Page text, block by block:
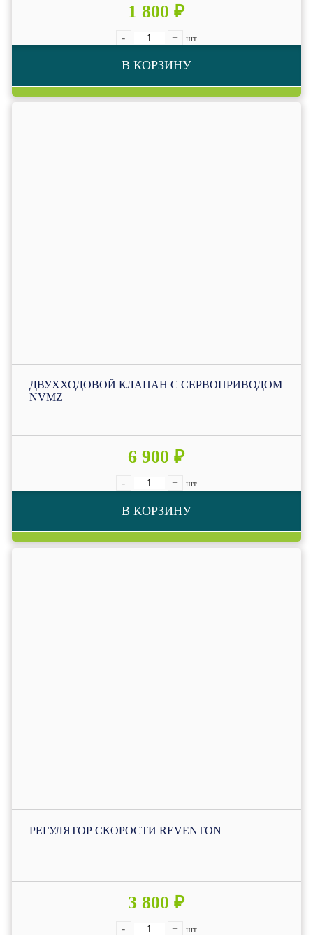
1 800 ₽
- + шт
В КОРЗИНУ
ДВУХХОДОВОЙ КЛАПАН С СЕРВОПРИВОДОМ
NVMZ
6 900 ₽
- + шт
В КОРЗИНУ
РЕГУЛЯТОР СКОРОСТИ REVENTON
3 800 ₽
- + шт